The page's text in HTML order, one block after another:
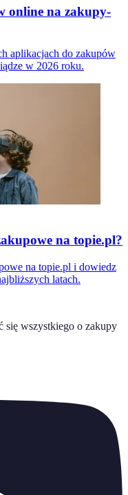
online na zakupy-
aplikacjach do zakupów
w 2026 roku.
na topie.pl?
na topie.pl i dowiedz
latach.
się wszystkiego o zakupy